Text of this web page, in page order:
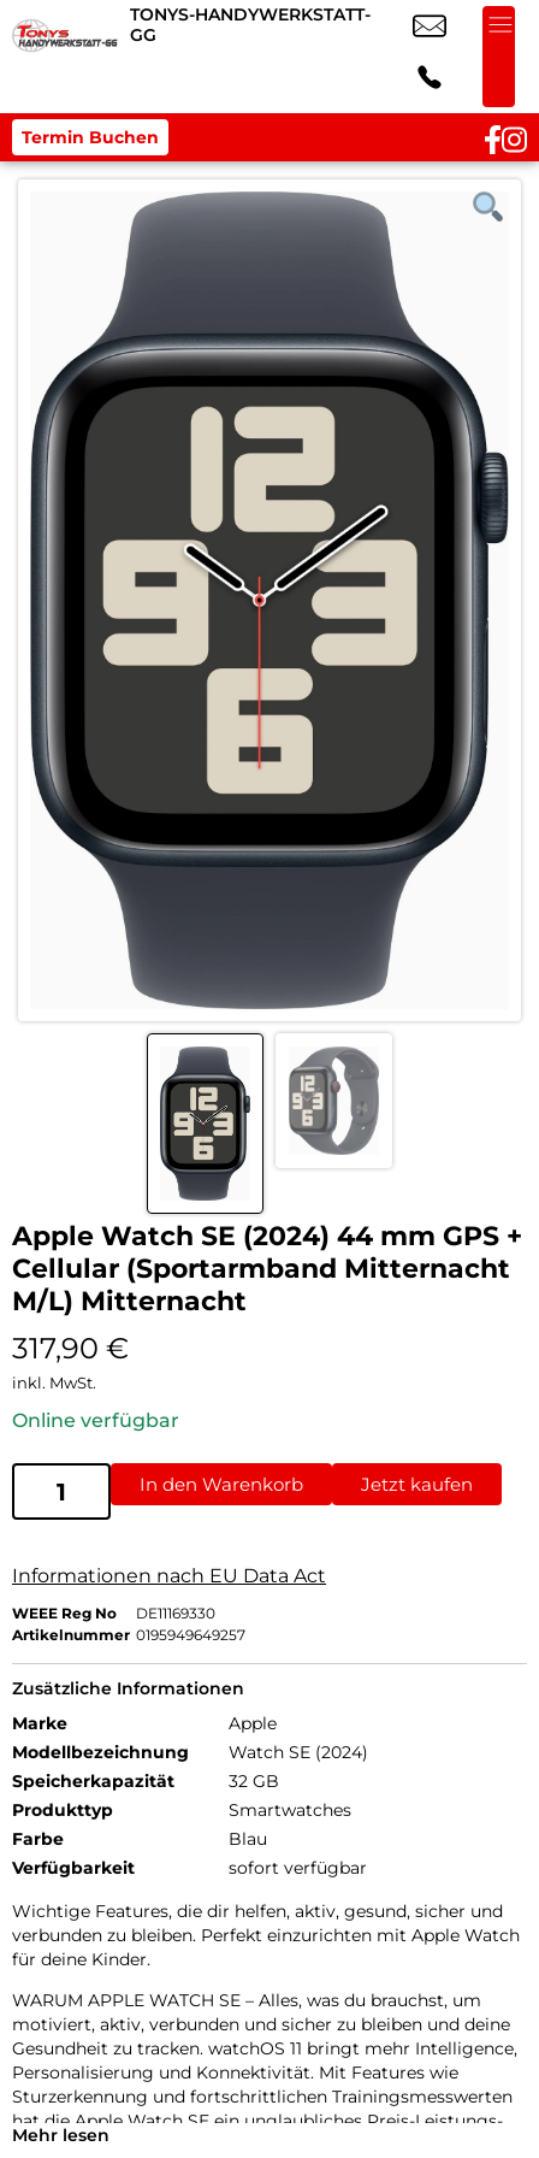
TONYS-HANDYWERKSTATT-
GG
Termin Buchen
Apple Watch SE (2024) 44 mm GPS +
Cellular (Sportarmband Mitternacht
M/L) Mitternacht
317,90 €
inkl. MwSt.
Online verfügbar
In den Warenkorb Jetzt kaufen
Informationen nach EU Data Act
WEEE Reg No
DE11169330
Artikelnummer 0195949649257
Zusätzliche Informationen
Marke
Apple
Modellbezeichnung
Watch SE (2024)
Speicherkapazität
32 GB
Produkttyp
Smartwatches
Farbe
Blau
Verfügbarkeit
sofort verfügbar
Wichtige Features, die dir helfen, aktiv, gesund, sicher und
verbunden zu bleiben. Perfekt einzurichten mit Apple Watch
für deine Kinder.
WARUM APPLE WATCH SE – Alles, was du brauchst, um
motiviert, aktiv, verbunden und sicher zu bleiben und deine
Gesundheit zu tracken. watchOS 11 bringt mehr Intelligence,
Personalisierung und Konnektivität. Mit Features wie
Sturzerkennung und fortschrittlichen Trainingsmesswerten
hat die Apple Watch SE ein unglaubliches Preis-Leistungs-
Verhältnis.
Mehr lesen